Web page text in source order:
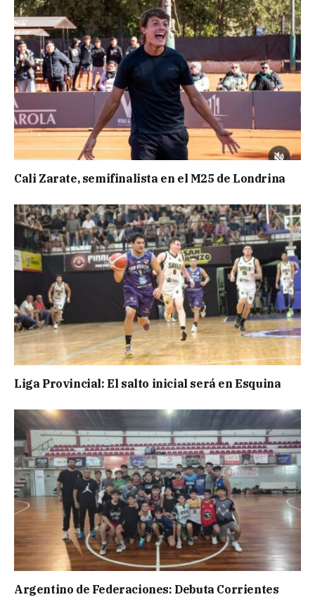
Cali Zarate, semifinalista en el M25 de Londrina
Liga Provincial: El salto inicial será en Esquina
Argentino de Federaciones: Debuta Corrientes